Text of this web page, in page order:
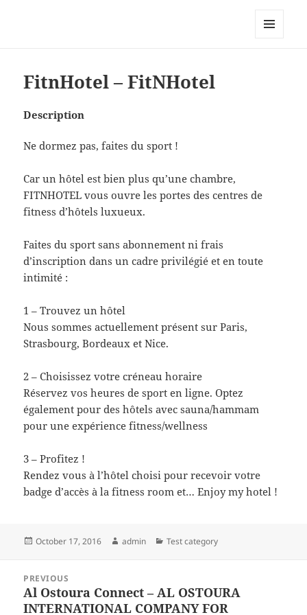
FitnHotel – FitNHotel
Description
Ne dormez pas, faites du sport !
Car un hôtel est bien plus qu’une chambre,
FITNHOTEL vous ouvre les portes des centres de
fitness d’hôtels luxueux.
Faites du sport sans abonnement ni frais
d’inscription dans un cadre privilégié et en toute
intimité :
1 – Trouvez un hôtel
Nous sommes actuellement présent sur Paris,
Strasbourg, Bordeaux et Nice.
2 – Choisissez votre créneau horaire
Réservez vos heures de sport en ligne. Optez
également pour des hôtels avec sauna/hammam
pour une expérience fitness/wellness
3 – Profitez !
Rendez vous à l’hôtel choisi pour recevoir votre
badge d’accès à la fitness room et… Enjoy my hotel !
Posted
October 17, 2016 Author
admin Categories
Test category
navigation
PREVIOUS
Previous
post:
Al Ostoura Connect – AL OSTOURA
INTERNATIONAL COMPANY FOR